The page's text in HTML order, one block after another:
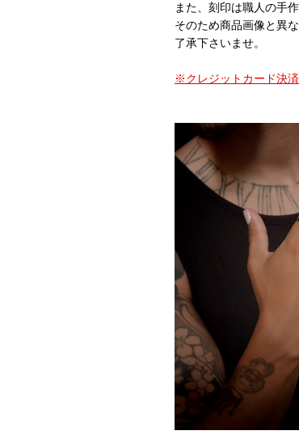
また、刻印は職人の手
そのため商品画像と異
了承下さいませ。
※クレジットカード決